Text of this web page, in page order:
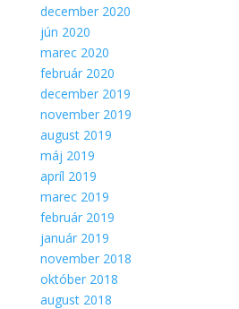
december 2020
jún 2020
marec 2020
február 2020
december 2019
november 2019
august 2019
máj 2019
apríl 2019
marec 2019
február 2019
január 2019
november 2018
október 2018
august 2018